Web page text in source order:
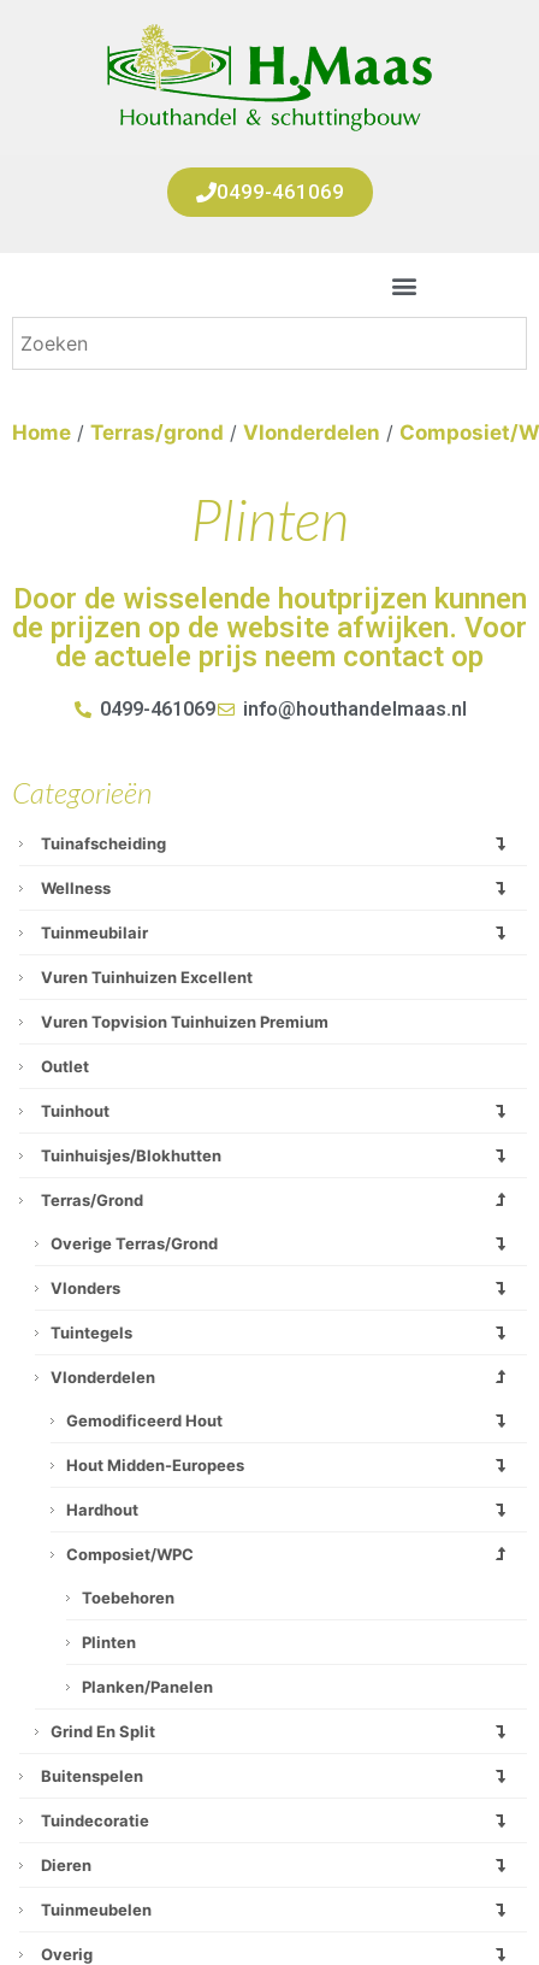
0499-461069
Home / Terras/grond / Vlonderdelen / Composiet/
Plinten
Door de wisselende houtprijzen kunnen
de prijzen op de website afwijken. Voor
de actuele prijs neem contact op
0499-461069 info@houthandelmaas.nl
Categorieën
Tuinafscheiding
Wellness
Tuinmeubilair
Vuren Tuinhuizen Excellent
Vuren Topvision Tuinhuizen Premium
Outlet
Tuinhout
Tuinhuisjes/blokhutten
Terras/grond
Overige Terras/grond
Vlonders
Tuintegels
Vlonderdelen
Gemodificeerd Hout
Hout Midden-Europees
Hardhout
Composiet/WPC
Toebehoren
Plinten
Planken/panelen
Grind En Split
Buitenspelen
Tuindecoratie
Dieren
Tuinmeubelen
Overig